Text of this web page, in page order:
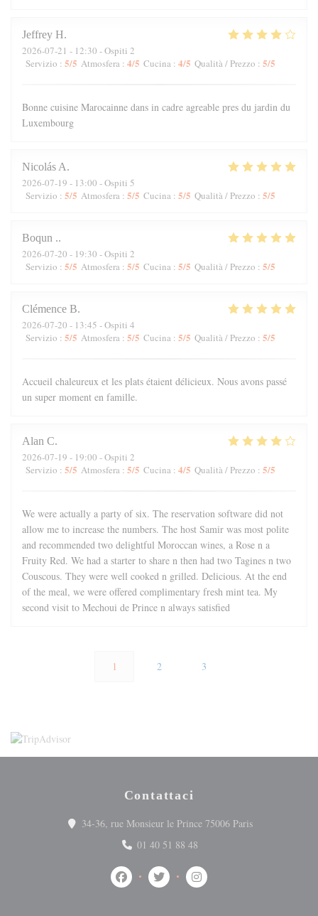
Jeffrey H
2026-07-21 - 12:30 - Ospiti 2
Servizio : 5/5 Atmosfera : 4/5 Cucina : 4/5 Qualità / Prezzo : 5/5
Bonne cuisine Marocainne dans in cadre agreable pres du jardin du
Luxembourg
Nicolás A
2026-07-19 - 13:00 - Ospiti 5
Servizio : 5/5 Atmosfera : 5/5 Cucina : 5/5 Qualità / Prezzo : 5/5
Boqun .
2026-07-20 - 19:30 - Ospiti 2
Servizio : 5/5 Atmosfera : 5/5 Cucina : 5/5 Qualità / Prezzo : 5/5
Clémence B
2026-07-20 - 13:45 - Ospiti 4
Servizio : 5/5 Atmosfera : 5/5 Cucina : 5/5 Qualità / Prezzo : 5/5
Accueil chaleureux et les plats étaient délicieux. Nous avons passé
un super moment en famille.
Alan C
2026-07-19 - 19:00 - Ospiti 2
Servizio : 5/5 Atmosfera : 5/5 Cucina : 4/5 Qualità / Prezzo : 5/5
We were actually a party of six. The reservation software did not
allow me to increase the numbers. The host Samir was most polite
and recommended two delightful Moroccan wines, a Rose n a
Fruity Red. We had a starter to share n then had two Tagines n two
Couscous. They were well cooked n grilled. Delicious. At the end
of the meal, we were offered complimentary fresh mint tea. My
second visit to Mechoui de Prince n always satisfied
1 2 3
Contattaci
34-36, rue Monsieur le Prince 75006 Paris((apre una
01 40 51 88 48
Facebook ((apre una nuova finestra))
Twitter ((apre una nuova finestra))
Instagram ((apre una